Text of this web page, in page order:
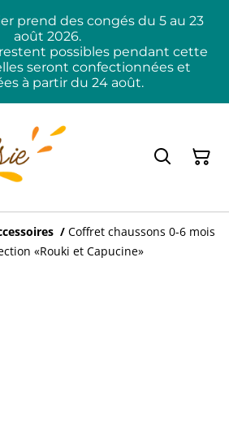
prend des congés du 5 au 23
août 2026.
possibles pendant cette
seront confectionnées et
à partir du 24 août.
/ Coffret chaussons 0-6 mois
«Rouki et Capucine»